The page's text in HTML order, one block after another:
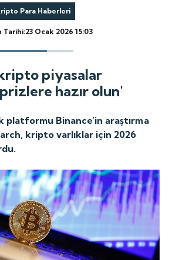
Para Haberleri
Tarihi:23 Ocak 2026 15:03
piyasalar
hazır olun'
platformu Binance'in araştırma
kripto varlıklar için 2026